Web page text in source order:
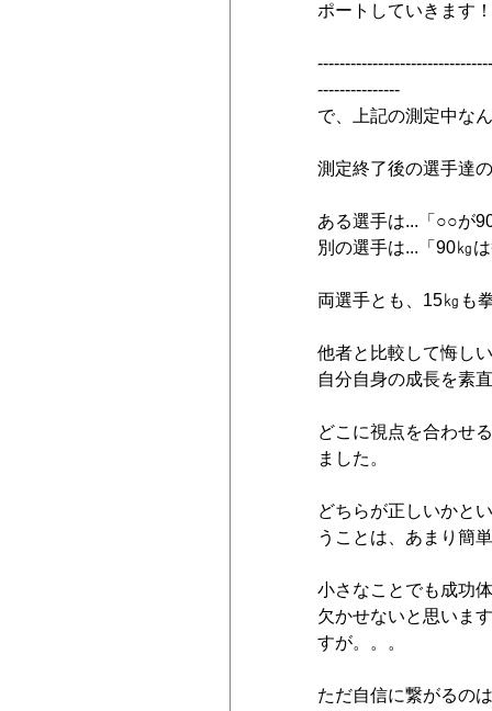
ポートしていきます！
---------------
で、上記の測定中な
測定終了後の選手達
ある選手は...「○○が
別の選手は...「90㎏
両選手とも、15㎏も
他者と比較して悔し
自分自身の成長を素
どこに視点を合わせ
ました。
どちらが正しいかと
うことは、あまり簡
小さなことでも成功
欠かせないと思いま
すが。。。
ただ自信に繋がるの